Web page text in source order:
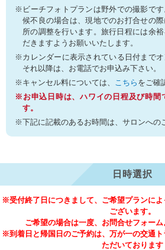
※ビーチフォトプランは野外での撮影で
候不良の場合は、現地でのお打合せの
所の調整を行います。旅行日程には余
だきますようお願いいたします。
※カレンダーに表示されている日付までオ
それ以降は、お電話でお申込み下さい。
※キャンセル料については、 こちら をご確
※お申込日時は、ハワイの日程及び時間
す。
※下記に記載のあるお時間は、サロンへの
日時選択
※受付終了日につきまして、ご希望プランに
ございます。
ご希望の場合は一度、お問合せフォーム
※到着日と帰国日のご予約は、万が一の交通
ただいております